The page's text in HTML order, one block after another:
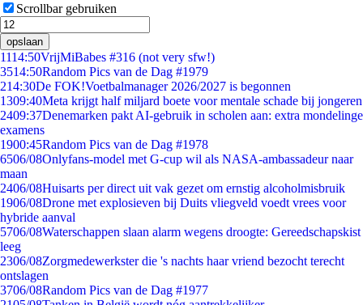
Scrollbar gebruiken
opslaan
1114:50VrijMiBabes #316 (not very sfw!)
3514:50Random Pics van de Dag #1979
214:30De FOK!Voetbalmanager 2026/2027 is begonnen
1309:40Meta krijgt half miljard boete voor mentale schade bij jongeren
2409:37Denemarken pakt AI-gebruik in scholen aan: extra mondelinge
examens
1900:45Random Pics van de Dag #1978
6506/08Onlyfans-model met G-cup wil als NASA-ambassadeur naar
maan
2406/08Huisarts per direct uit vak gezet om ernstig alcoholmisbruik
1906/08Drone met explosieven bij Duits vliegveld voedt vrees voor
hybride aanval
5706/08Waterschappen slaan alarm wegens droogte: Gereedschapskist
leeg
2306/08Zorgmedewerkster die 's nachts haar vriend bezocht terecht
ontslagen
3706/08Random Pics van de Dag #1977